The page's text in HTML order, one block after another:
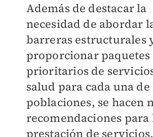
Además de destacar la
necesidad de abordar
barreras estructurales
proporcionar paquetes
prioritarios de
salud para cada una de
poblaciones, se hacen
recomendaciones para
prestación de